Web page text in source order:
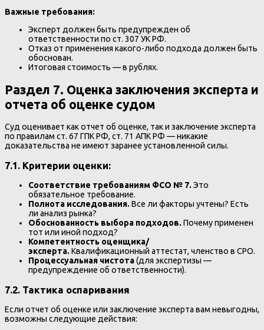
Важные требования:
Эксперт должен быть предупрежден об
ответственности по ст. 307 УК РФ.
Отказ от применения какого-либо подхода должен быть
обоснован.
Итоговая стоимость — в рублях.
Раздел 7. Оценка заключения эксперта и
отчета об оценке судом
Суд оценивает как отчет об оценке, так и заключение эксперта
по правилам ст. 67 ГПК РФ, ст. 71 АПК РФ — никакие
доказательства не имеют заранее установленной силы.
7.1. Критерии оценки:
Соответствие требованиям ФСО № 7.Это
обязательное требование.
Полнота исследования.Все ли факторы учтены? Есть
ли анализ рынка?
Обоснованность выбора подходов.Почему применен
тот или иной подход?
Компетентность оценщика/
эксперта.Квалификационный аттестат, членство в СРО.
Процессуальная чистота(для экспертизы —
предупреждение об ответственности).
7.2. Тактика оспаривания
Если отчет об оценке или заключение эксперта вам невыгодны,
возможны следующие действия: